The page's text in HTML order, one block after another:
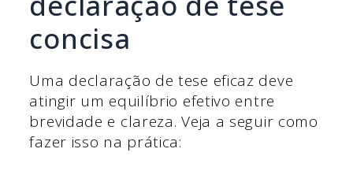
concisa
Uma declaração de tese eficaz deve
atingir um equilíbrio efetivo entre
brevidade e clareza. Veja a seguir como
fazer isso na prática: